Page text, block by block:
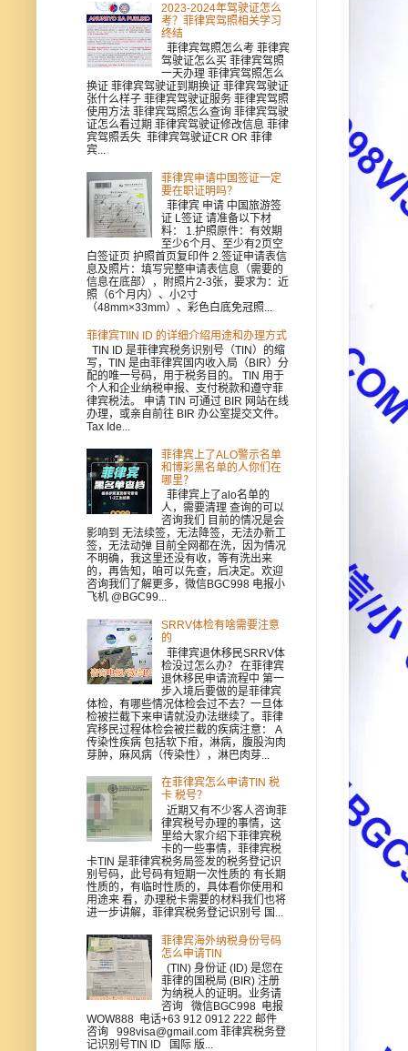
2023-2024年驾驶证怎么
考？菲律宾驾照相关学习
终结
菲律宾驾照怎么考 菲律宾
驾驶证怎么买 菲律宾驾照
一天办理 菲律宾驾照怎么
换证 菲律宾驾驶证到期换证 菲律宾驾驶证
张什么样子 菲律宾驾驶证服务 菲律宾驾照
使用方法 菲律宾驾照怎么查询 菲律宾驾驶
证怎么看过期 菲律宾驾驶证修改信息 菲律
宾驾照丢失 菲律宾驾驶证CR OR 菲律
宾...
菲律宾申请中国签证一定
要在职证明吗？
菲律宾 申请 中国旅游签
证 L签证 请准备以下材
料： 1.护照原件：有效期
至少6个月、至少有2页空
白签证页 护照首页复印件 2.签证申请表信
息及照片：填写完整申请表信息（需要的
信息在底部），附照片2-3张，要求为：近
照（6个月内）、小2寸
（48mm×33mm）、彩色白底免冠照...
菲律宾TIIN ID 的详细介绍用途和办理方式
TIN ID 是菲律宾税务识别号（TIN）的缩
写，TIN 是由菲律宾国内收入局（BIR）分
配的唯一号码，用于税务目的。 TIN 用于
个人和企业纳税申报、支付税款和遵守菲
律宾税法。 申请 TIN 可通过 BIR 网站在线
办理，或亲自前往 BIR 办公室提交文件。
Tax Ide...
菲律宾上了ALO警示名单
和博彩黑名单的人你们在
哪里？
菲律宾上了alo名单的
人，需要清理 查询的可以
咨询我们 目前的情况是会
影响到 无法续签，无法降签，无法办新工
签，无法动弹 目前全网都在洗，因为情况
不明确，我这里还没有收，等有洗出来
的，再告知，咱可以先查，后决定。欢迎
咨询我们了解更多，微信BGC998 电报小
飞机 @BGC99...
SRRV体检有啥需要注意
的
菲律宾退休移民SRRV体
检没过怎么办？ 在菲律宾
退休移民申请流程中 第一
步入境后要做的是菲律宾
体检，有哪些情况体检会过不去？一旦体
检被拦截下来申请就没办法继续了。菲律
宾移民过程体检会被拦截的疾病注意： A
传染性疾病 包括软下疳，淋病，腹股沟肉
芽肿，麻风病（传染性），淋巴肉芽...
在菲律宾怎么申请TIN 税
卡 税号？
近期又有不少客人咨询菲
律宾税号办理的事情，这
里给大家介绍下菲律宾税
卡的一些事情，菲律宾税
卡TIN 是菲律宾税务局签发的税务登记识
别号码，此号码有短期一次性质的 有长期
性质的，有临时性质的，具体看你使用和
用途来 看，办理税卡需要的材料我们也将
进一步讲解，菲律宾税务登记识别号 国...
菲律宾海外纳税身份号码
怎么申请TIN
(TIN) 身份证 (ID) 是您在
菲律的国税局 (BIR) 注册
为纳税人的证明。业务请
咨询 微信BGC998 电报
WOW888 电话+63 912 0912 222 邮件
咨询 998visa@gmail.com 菲律宾税务登
记识别号TIN ID 国际 版...